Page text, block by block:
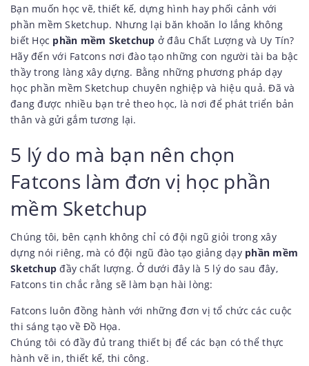
Bạn muốn học vẽ, thiết kế, dựng hình hay phối cảnh với
phần mềm Sketchup. Nhưng lại băn khoăn lo lắng không
biết Học phần mềm Sketchup ở đâu Chất Lượng và Uy Tín?
Hãy đến với Fatcons nơi đào tạo những con người tài ba bậc
thầy trong làng xây dựng. Bằng những phương pháp dạy
học phần mềm Sketchup chuyên nghiệp và hiệu quả. Đã và
đang được nhiều bạn trẻ theo học, là nơi để phát triển bản
thân và gửi gắm tương lại.
5 lý do mà bạn nên chọn
Fatcons làm đơn vị học phần
mềm Sketchup
Chúng tôi, bên cạnh không chỉ có đội ngũ giỏi trong xây
dựng nói riêng, mà có đội ngũ đào tạo giảng dạy phần mềm
Sketchup đầy chất lượng. Ở dưới đây là 5 lý do sau đây,
Fatcons tin chắc rằng sẽ làm bạn hài lòng:
Fatcons luôn đồng hành với những đơn vị tổ chức các cuộc
thi sáng tạo về Đồ Họa.
Chúng tôi có đầy đủ trang thiết bị để các bạn có thể thực
hành vẽ in, thiết kế, thi công.